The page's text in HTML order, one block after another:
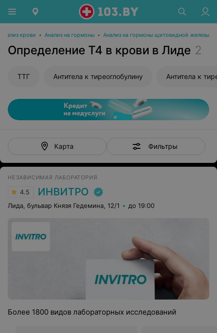
Анализ крови • Анализ на гормоны • Анализ на гормоны щитовидной железы
Определение Т4 в крови в Лиде 2
ТТГ Антитела к тиреоглобулину Антитела к
Карта Фильтры
НЕЗАВИСИМАЯ ЛАБОРАТОРИЯ
4.5 ИНВИТРО
Лида, бульвар Князя Гедемина, 12/1 до 19:00
Более 1800 видов лабораторных исследований